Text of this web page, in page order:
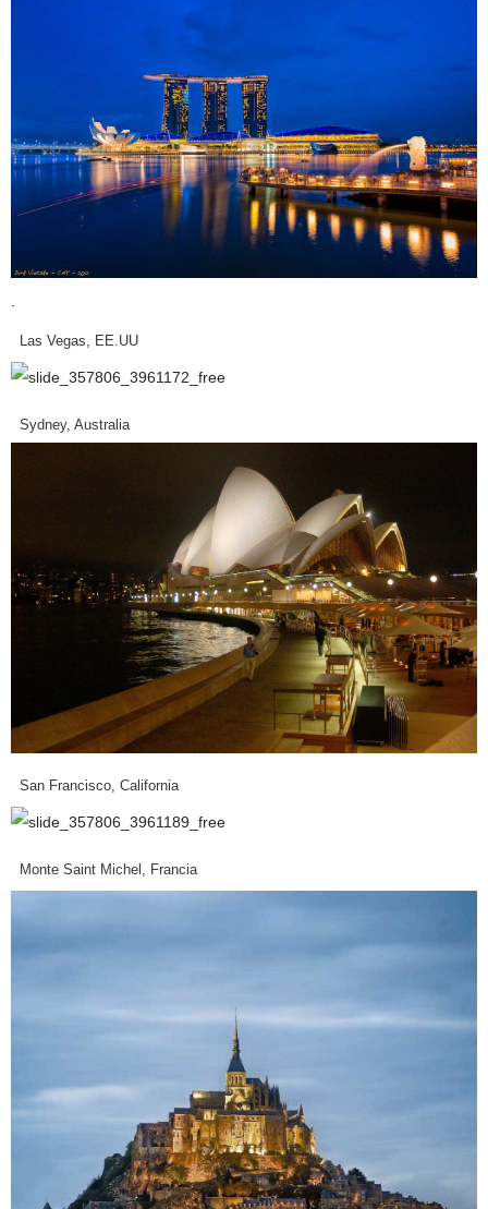
.
Las Vegas, EE.UU
Sydney, Australia
San Francisco, California
Monte Saint Michel, Francia